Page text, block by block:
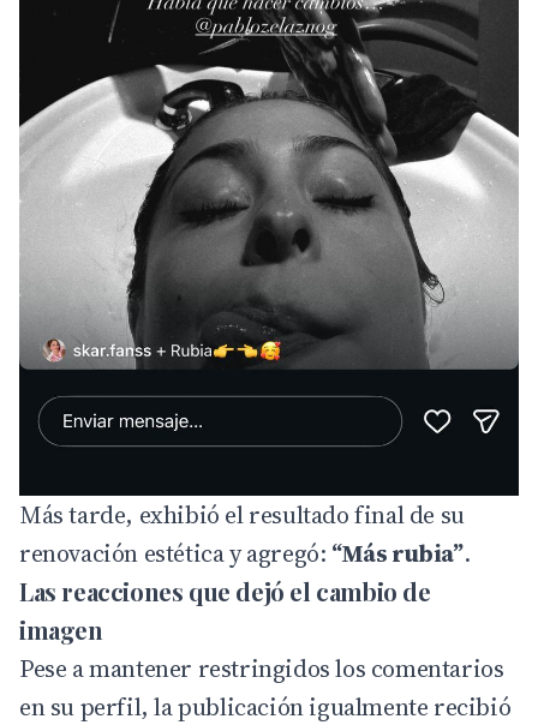
Más tarde, exhibió el resultado final de su
renovación estética y agregó: “Más rubia”.
Las reacciones que dejó el cambio de
imagen
Pese a mantener restringidos los comentarios
en su perfil, la publicación igualmente recibió